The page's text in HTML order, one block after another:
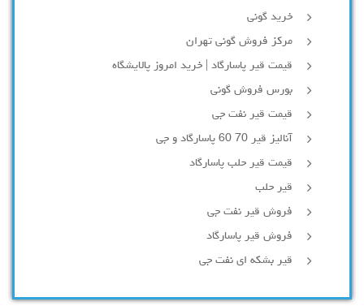
خرید گونی
مرکز فروش گونی تهران
قیمت قیر پاسارگاد | خرید امروز پالایشگاه
بورس فروش گونی
قیمت قیر نفت جی
آنالیز قیر 70 60 پاسارگاد و جی
قیمت قیر حلب پاسارگاد
قیر حلب
فروش قیر نفت جی
فروش قیر پاسارگاد
قیر بشکه ای نفت جی